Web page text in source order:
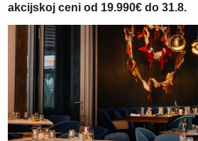
akcijskoj ceni od 19.990€ do 31.8.